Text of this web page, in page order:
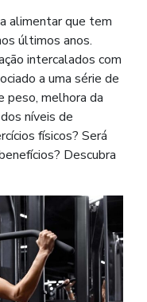
alimentar que tem
últimos anos.
intercalados com
a uma série de
peso, melhora da
níveis de
físicos? Será
Descubra